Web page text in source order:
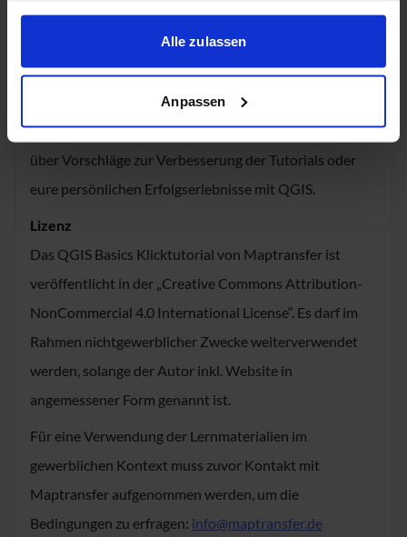
gesammelt haben.
Alle zulassen
Anpassen
Du kannst jederzeit Support anfragen unter
support@maptransfer.de. Gerne helfen wir Dir weiter!
Wir freuen uns immer über konstruktives Feedback, z.B.
über Vorschläge zur Verbesserung der Tutorials oder
eure persönlichen Erfolgserlebnisse mit QGIS.
Lizenz
Das QGIS Basics Klicktutorial von Maptransfer ist
veröffentlicht in der „Creative Commons Attribution-
NonCommercial 4.0 International License“. Es darf im
Rahmen nichtgewerblicher Zwecke weiterverwendet
werden, solange der Autor inkl. Website in
angemessener Form genannt ist.
Für eine Verwendung der Lernmaterialien im
gewerblichen Kontext muss zuvor Kontakt mit
Maptransfer aufgenommen werden, um die
Bedingungen zu erfragen: info@maptransfer.de